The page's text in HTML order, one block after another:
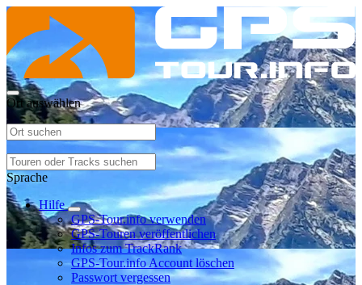
Ort auswählen
Sprache
Hilfe
GPS-Tour.info verwenden
GPS-Touren veröffentlichen
Infos zum TrackRank
GPS-Tour.info Account löschen
Passwort vergessen